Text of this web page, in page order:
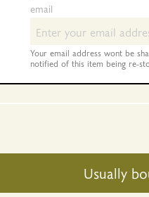
email
Your email address wont be
notified of this item being re-
Usually